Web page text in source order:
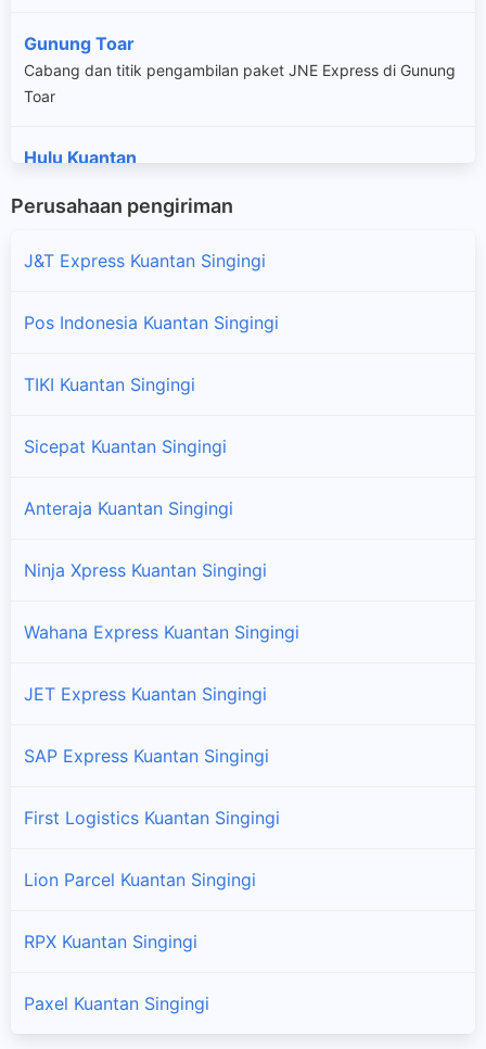
Gunung Toar
Cabang dan titik pengambilan paket JNE Express di Gunung
Toar
Hulu Kuantan
Kuantan
Inuman
Cabang dan titik pengambilan paket JNE Express di Kuantan
Cabang dan titik pengambilan paket JNE Express di Kuantan
Kuantan Mudik
Mudik
Kuantan Tengah
Tengah
Logas Tanah Darat
Cabang dan titik pengambilan paket JNE Express di
Perusahaan pengiriman
J&T Express Kuantan Singingi
Pos Indonesia Kuantan Singingi
TIKI Kuantan Singingi
Sicepat Kuantan Singingi
Anteraja Kuantan Singingi
Ninja Xpress Kuantan Singingi
Wahana Express Kuantan Singingi
JET Express Kuantan Singingi
SAP Express Kuantan Singingi
First Logistics Kuantan Singingi
Lion Parcel Kuantan Singingi
RPX Kuantan Singingi
Paxel Kuantan Singingi